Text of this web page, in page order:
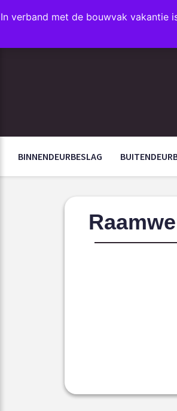
In verband met de bouwvak vakantie
FAVORIETEN
BINNENDEURBESLAG